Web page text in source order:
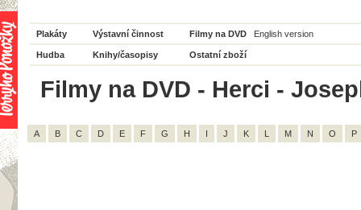
Plakáty Výstavní činnost Filmy na DVD English version
Hudba Knihy/časopisy Ostatní zboží
Filmy na DVD - Herci -
A B C D E F G H I J K L M N O P